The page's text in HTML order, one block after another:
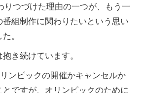
つづけた理由の一つが、
もう一
番組制作に関わりたいという思い
。
き続けています。
ンピックの開催かキャンセルか
とですが、オリンピックのために